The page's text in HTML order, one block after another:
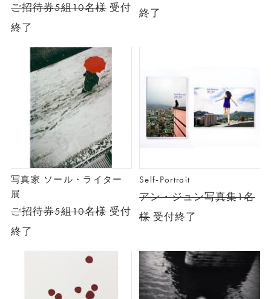
ご招待券5組10名様 受付
終了
終了
写真家 ソール・ライター
展
ご招待券5組10名様 受付
終了
Self-Portrait
アン・ジュン写真集1名
様受付終了